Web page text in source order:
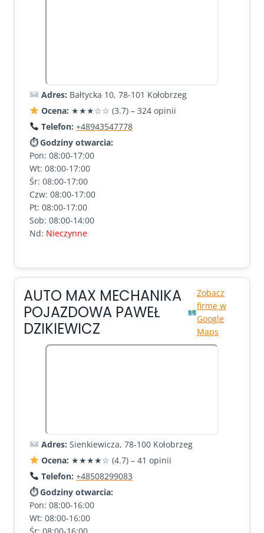
Adres: Bałtycka 10, 78-101 Kołobrzeg
Ocena: ★★★☆☆ (3.7) – 324 opinii
Telefon: +48943547778
⏱ Godziny otwarcia:
Pon: 08:00-17:00
Wt: 08:00-17:00
Śr: 08:00-17:00
Czw: 08:00-17:00
Pt: 08:00-17:00
Sob: 08:00-14:00
Nd: Nieczynne
AUTO MAX MECHANIKA
POJAZDOWA PAWEŁ
DZIKIEWICZ
Zobacz
firmę w
Google
Maps
Adres: Sienkiewicza, 78-100 Kołobrzeg
Ocena: ★★★★☆ (4.7) – 41 opinii
Telefon: +48508299083
⏱ Godziny otwarcia:
Pon: 08:00-16:00
Wt: 08:00-16:00